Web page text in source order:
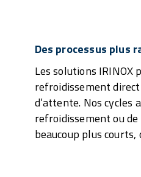
Des processus plus
Les solutions
refroidissement
d’attente. Nos cycles
refroidissement ou
beaucoup plus